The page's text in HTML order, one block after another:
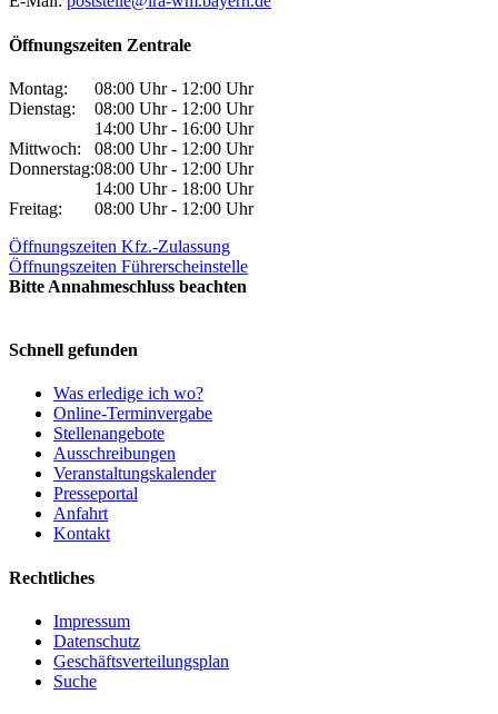
Öffnungszeiten Zentrale
Montag:
08:00 Uhr - 12:00 Uhr
Dienstag:
08:00 Uhr - 12:00 Uhr
14:00 Uhr - 16:00 Uhr
Mittwoch:
08:00 Uhr - 12:00 Uhr
Donnerstag:08:00 Uhr - 12:00 Uhr
14:00 Uhr - 18:00 Uhr
Freitag:
08:00 Uhr - 12:00 Uhr
Öffnungszeiten Kfz.-Zulassung
Öffnungszeiten Führerscheinstelle
Bitte Annahmeschluss beachten
Schnell gefunden
Was erledige ich wo?
Online-Terminvergabe
Stellenangebote
Ausschreibungen
Veranstaltungskalender
Presseportal
Anfahrt
Kontakt
Rechtliches
Impressum
Datenschutz
Geschäftsverteilungsplan
Suche